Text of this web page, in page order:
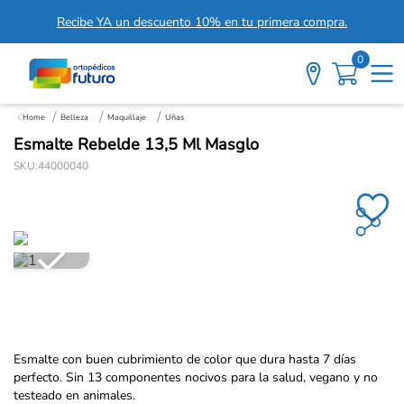
Recibe YA un descuento 10% en tu primera compra.
0
Belleza Maquillaje Uñas
Esmalte Rebelde 13,5 Ml Masglo
SKU:44000040
Esmalte con buen cubrimiento de color que dura hasta 7 días
perfecto. Sin 13 componentes nocivos para la salud, vegano y no
testeado en animales.